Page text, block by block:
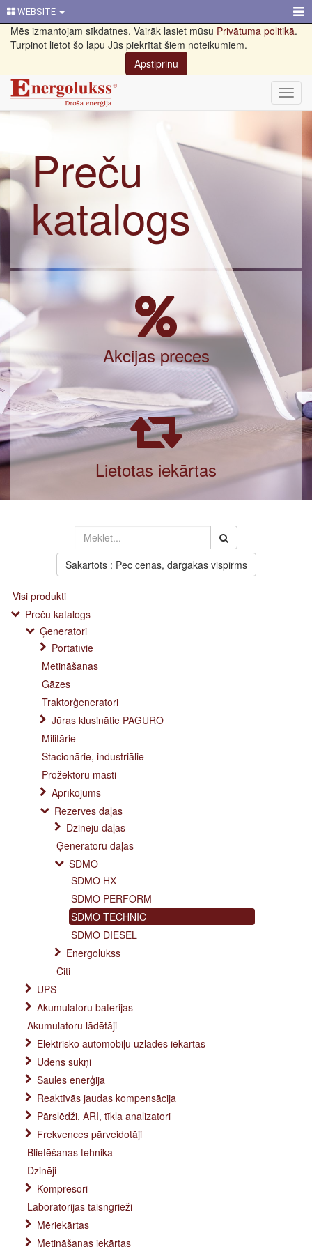
WEBSITE
Mēs izmantojam sīkdatnes. Vairāk lasiet mūsu Privātuma politikā.
Turpinot lietot šo lapu Jūs piekrītat šiem noteikumiem.
Apstiprinu
Preču
katalogs
Akcijas preces
Lietotas iekārtas
Sakārtots : Pēc cenas, dārgākās vispirms
Visi produkti
Preču katalogs
Ģeneratori
Portatīvie
Metināšanas
Gāzes
Traktorģeneratori
Jūras klusinātie PAGURO
Militārie
Stacionārie, industriālie
Prožektoru masti
Aprīkojums
Rezerves daļas
Dzinēju daļas
Ģeneratoru daļas
SDMO
SDMO HX
SDMO PERFORM
SDMO TECHNIC
SDMO DIESEL
Energolukss
Citi
UPS
Akumulatoru baterijas
Akumulatoru lādētāji
Elektrisko automobiļu uzlādes iekārtas
Ūdens sūkņi
Saules enerģija
Reaktīvās jaudas kompensācija
Pārslēdži, ARI, tīkla analizatori
Frekvences pārveidotāji
Blietēšanas tehnika
Dzinēji
Kompresori
Laboratorijas taisngrieži
Mēriekārtas
Metināšanas iekārtas